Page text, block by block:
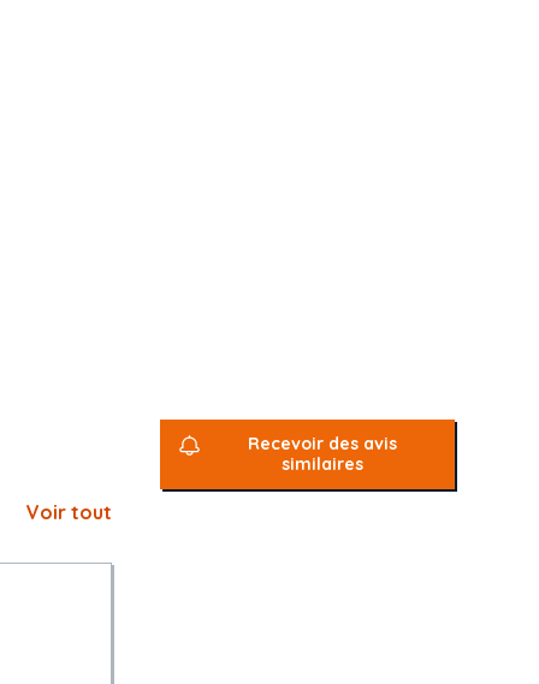
Voir tout
Recevoir des avis
similaires